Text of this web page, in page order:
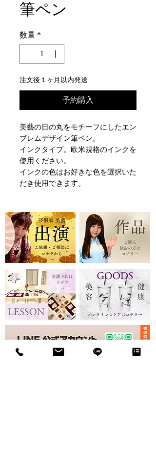
筆ペン
数量 *
注文後１ヶ月以内発送
予約購入
美藝の日の丸をモチーフにしたエン
ブレムデザイン筆ペン。
インクタイプ。欧米規格のインクを
使用ください。
インクの色はお好きな色を選択いた
だき使用できます。